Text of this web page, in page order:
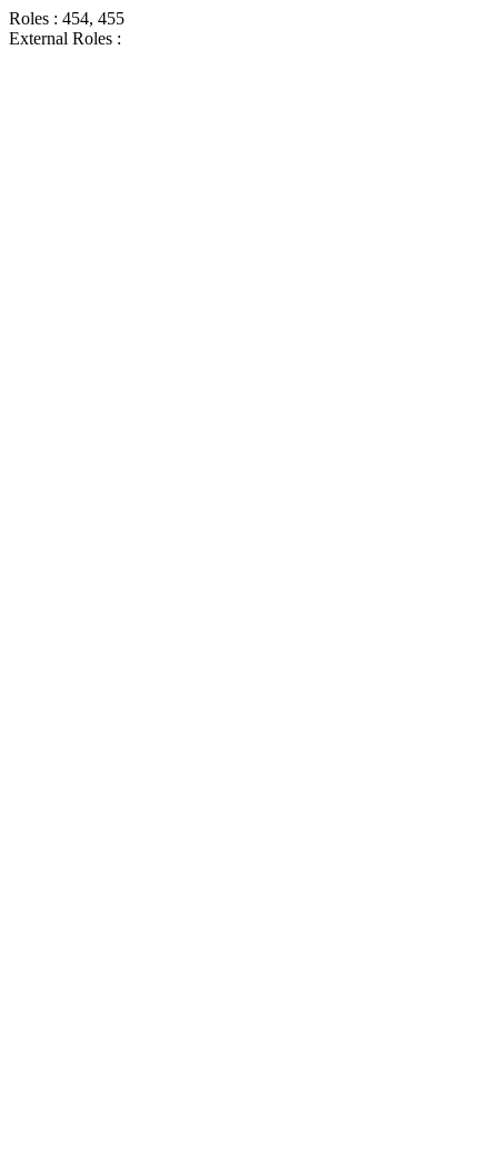
Roles : 454, 455
External Roles :